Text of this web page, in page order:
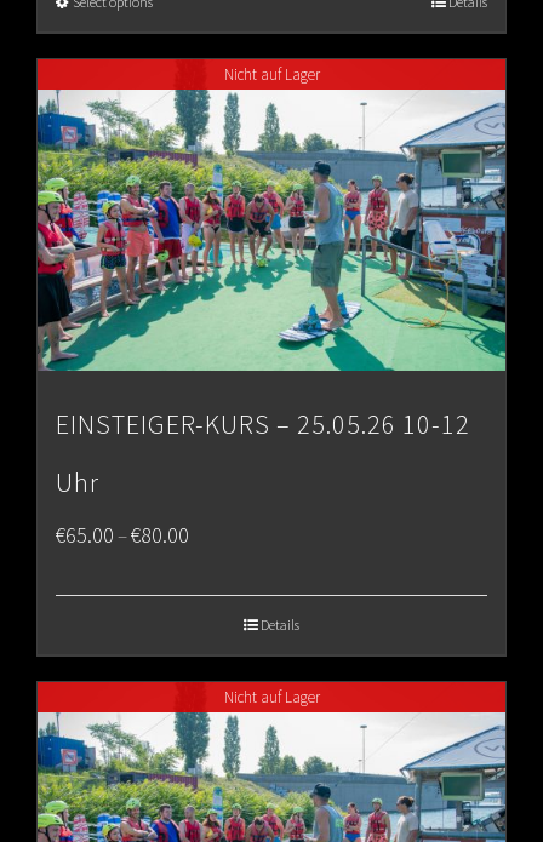
Nicht auf Lager
EINSTEIGER-KURS – 25.05.26 10-12
Uhr
€65.00–€80.00
€80.00
Details
Nicht auf Lager